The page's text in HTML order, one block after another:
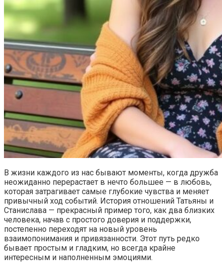
В жизни каждого из нас бывают моменты, когда дружба
неожиданно перерастает в нечто большее — в любовь,
которая затрагивает самые глубокие чувства и меняет
привычный ход событий. История отношений Татьяны и
Станислава — прекрасный пример того, как два близких
человека, начав с простого доверия и поддержки,
постепенно переходят на новый уровень
взаимопонимания и привязанности. Этот путь редко
бывает простым и гладким, но всегда крайне
интересным и наполненным эмоциями.